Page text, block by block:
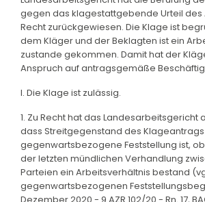
gegen das klagestattgebende Urteil des
Recht zurückgewiesen. Die Klage ist
dem Kläger und der Beklagten ist ein
zustande gekommen. Damit hat der
Anspruch auf antragsgemäße
I. Die Klage ist zulässig.
1. Zu Recht hat das Landesarbeitsgericht
dass Streitgegenstand des Klageantrags
gegenwartsbezogene Feststellung ist,
der letzten mündlichen Verhandlung
Parteien ein Arbeitsverhältnis bestand
gegenwartsbezogenen